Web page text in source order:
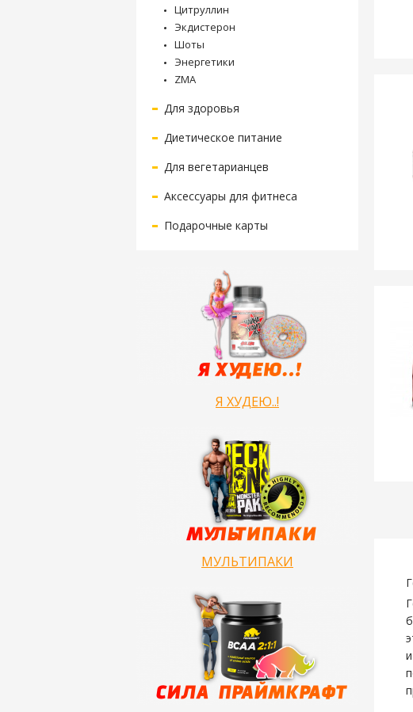
Цитруллин
Экдистерон
Шоты
Энергетики
ZMA
Для здоровья
Диетическое питание
Для вегетарианцев
Аксессуары для фитнеса
Подарочные карты
Я ХУДЕЮ..!
МУЛЬТИПАКИ